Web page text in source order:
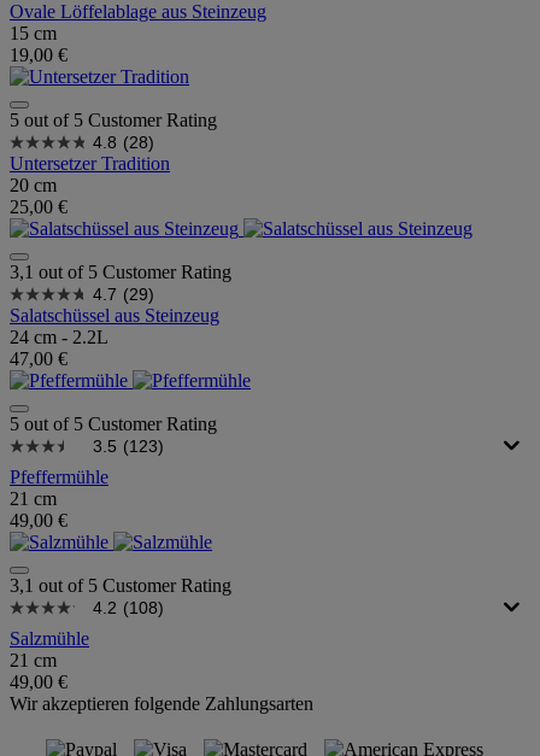
Ovale Löffelablage aus Steinzeug
15 cm
19,00 €
5 out of 5 Customer Rating
4.8 (28)
Untersetzer Tradition
20 cm
25,00 €
3,1 out of 5 Customer Rating
4.7 (29)
Salatschüssel aus Steinzeug
24 cm - 2.2L
47,00 €
5 out of 5 Customer Rating
3.5 (123)
Pfeffermühle
21 cm
49,00 €
3,1 out of 5 Customer Rating
4.2 (108)
Salzmühle
21 cm
49,00 €
Wir akzeptieren folgende Zahlungsarten